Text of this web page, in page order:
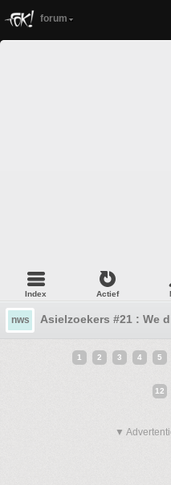
forum
Index Actief
nws Asielzoekers #21 : We
1 2 3 4 5
12
▼